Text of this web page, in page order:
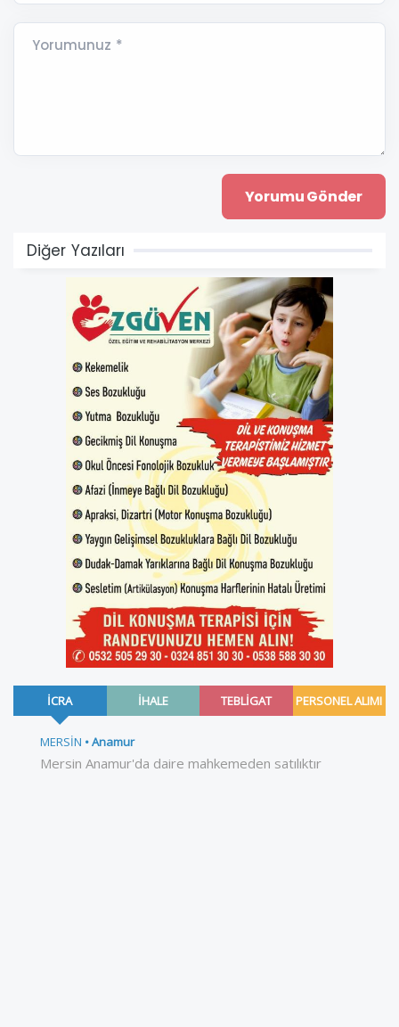
Yorumunuz *
Diğer Yazıları